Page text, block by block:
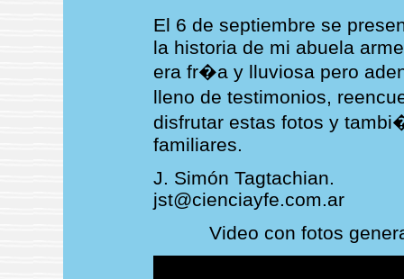
El 6 de septiembre se
la historia de mi abuela
era fr�a y lluviosa pero
lleno de testimonios,
disfrutar estas fotos y
familiares.
J. Simón Tagtachian.
jst@cienciayfe.com.ar
Video con fotos